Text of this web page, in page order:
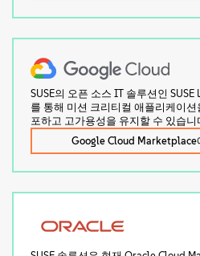
SUSE의 오픈 소스 IT 솔루션인
를 통해 미션 크리티컬 애플리케이
포하고 고가용성을 유지할 수 있습니
Google Cloud Marketplace